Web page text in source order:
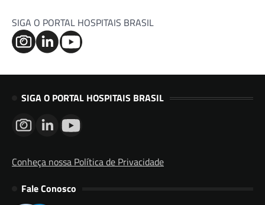
SIGA O PORTAL HOSPITAIS BRASIL
SIGA O PORTAL HOSPITAIS BRASIL
Conheça nossa Política de Privacidade
Fale Conosco